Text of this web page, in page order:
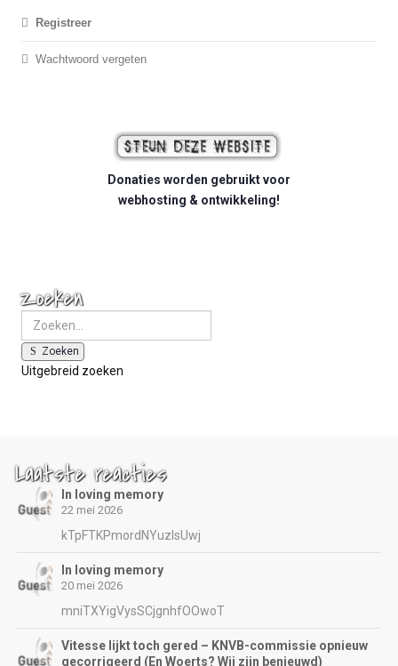
Registreer
Wachtwoord vergeten
Donaties worden gebruikt voor
webhosting & ontwikkeling!
Zoeken
Zoeken
Uitgebreid zoeken
Laatste reacties
In loving memory
22 mei 2026
kTpFTKPmordNYuzIsUwj
In loving memory
20 mei 2026
mniTXYigVysSCjgnhfOOwoT
Vitesse lijkt toch gered – KNVB-commissie opnieuw
gecorrigeerd (En Woerts? Wij zijn benieuwd)